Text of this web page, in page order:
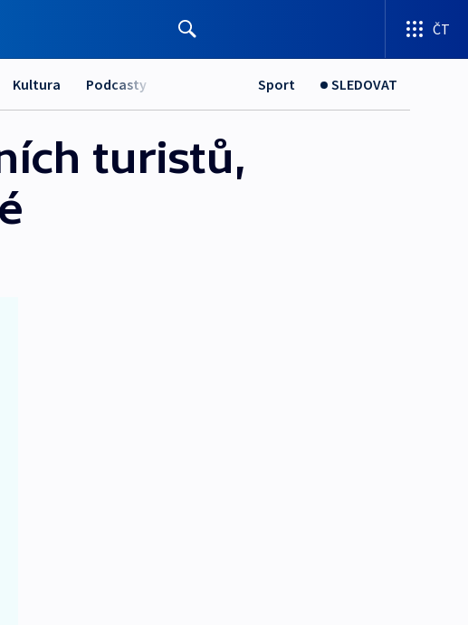
ČT
Kultura Podcasty Sport SLEDOVAT
turistů,